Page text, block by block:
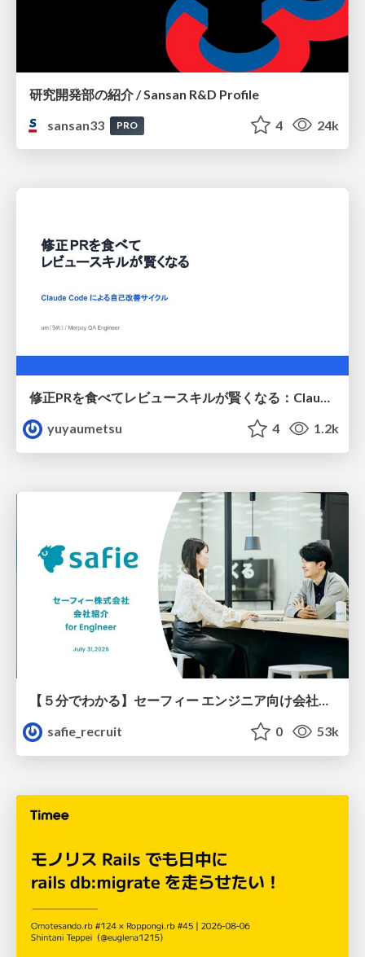
研究開発部の紹介 / Sansan R&D Profile
sansan33
PRO 4 24k
修正PRを食べてレビュースキルが賢くなる：Claude Codeによる自己改善サイクル
yuyaumetsu
4 1.2k
【５分でわかる】セーフィー エンジニア向け会社紹介
safie_recruit
0 53k